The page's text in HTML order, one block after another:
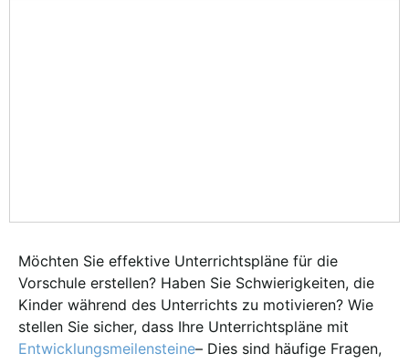
Möchten Sie effektive Unterrichtspläne für die
Vorschule erstellen? Haben Sie Schwierigkeiten, die
Kinder während des Unterrichts zu motivieren? Wie
stellen Sie sicher, dass Ihre Unterrichtspläne mit
Entwicklungsmeilensteine– Dies sind häufige Fragen,